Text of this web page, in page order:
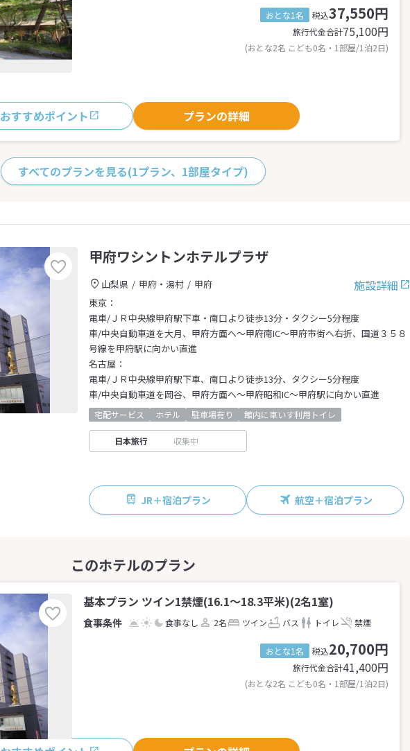
おとな1名 税込37,550円
旅行代金合計75,100円
(おとな2名 こども0名・1部屋/1泊2日)
おすすめポイント プランの詳細
すべてのプランを見る(1プラン、1部屋タイプ)
甲府ワシントンホテルプラザ
施設詳細
山梨県 甲府・湯村
甲府
東京：
電車/ＪＲ中央線甲府駅下車・南口より徒歩13分・タクシー5分程度
車/中央自動車道を大月、甲府方面へ～甲府南IC～甲府市街へ右折、国道３５８
号線を甲府駅に向かい直進
名古屋：
電車/ＪＲ中央線甲府駅下車、南口より徒歩13分、タクシー5分程度
車/中央自動車道を岡谷、甲府方面へ～甲府昭和IC～甲府駅に向かい直進
宅配サービス ホテル 駐車場有り 館内に車いす利用トイレ
日本旅行 収集中
JR＋宿泊プラン 航空＋宿泊プラン
基本プラン ツイン1禁煙(16.1～18.3平米)(2名1室)
食事なし 2名 ツイン バス トイレ 禁煙
おとな1名 税込20,700円
旅行代金合計41,400円
(おとな2名 こども0名・1部屋/1泊2日)